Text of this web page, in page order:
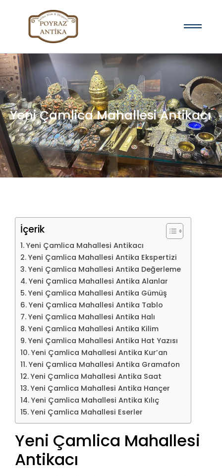
Yeni Çamlica Mahallesi Antikacı
İçerik
Yeni Çamlica Mahallesi Antikacı
Yeni Çamlica Mahallesi Antika Ekspertizi
Yeni Çamlica Mahallesi Antika Değerleme
Yeni Çamlica Mahallesi Antika Alanlar
Yeni Çamlica Mahallesi Antika Gümüş
Yeni Çamlica Mahallesi Antika Tablo
Yeni Çamlica Mahallesi Antika Halı
Yeni Çamlica Mahallesi Antika Kilim
Yeni Çamlica Mahallesi Antika Hat Yazısı
Yeni Çamlica Mahallesi Antika Kur’an
Yeni Çamlica Mahallesi Antika Gramafon
Yeni Çamlica Mahallesi Antika Saat
Yeni Çamlica Mahallesi Antika Hançer
Yeni Çamlica Mahallesi Antika Kılıç
Yeni Çamlica Mahallesi Eserler
Yeni Çamlica Mahallesi
Antikacı